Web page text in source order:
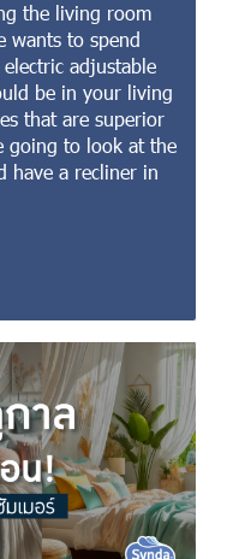
the living room
wants to spend
adjustable
be in your living
that are superior
going to look at the
have a recliner in